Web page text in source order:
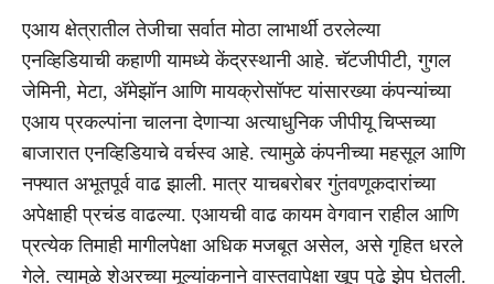
एआय क्षेत्रातील तेजीचा सर्वात मोठा लाभार्थी ठरलेल्या
एनव्हिडियाची कहाणी यामध्ये केंद्रस्थानी आहे. चॅटजीपीटी, गुगल
जेमिनी, मेटा, अ‍ॅमेझॉन आणि मायक्रोसॉफ्ट यांसारख्या कंपन्यांच्या
एआय प्रकल्पांना चालना देणाऱ्या अत्याधुनिक जीपीयू चिप्सच्या
बाजारात एनव्हिडियाचे वर्चस्व आहे. त्यामुळे कंपनीच्या महसूल आणि
नफ्यात अभूतपूर्व वाढ झाली. मात्र याचबरोबर गुंतवणूकदारांच्या
अपेक्षाही प्रचंड वाढल्या. एआयची वाढ कायम वेगवान राहील आणि
प्रत्येक तिमाही मागीलपेक्षा अधिक मजबूत असेल, असे गृहित धरले
गेले. त्यामुळे शेअरच्या मूल्यांकनाने वास्तवापेक्षा खूप पुढे झेप घेतली.